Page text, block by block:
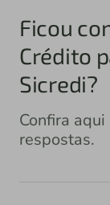
Ficou
Crédito
Sicredi?
Confira
respostas.